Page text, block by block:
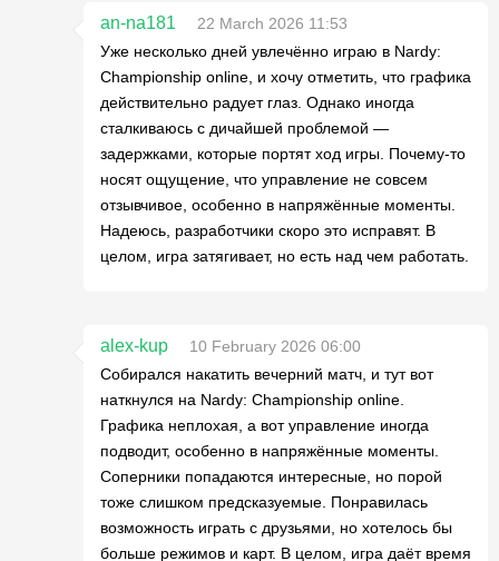
an-na181
22 March 2026 11:53
Уже несколько дней увлечённо играю в Nardy:
Championship online, и хочу отметить, что графика
действительно радует глаз. Однако иногда
сталкиваюсь с дичайшей проблемой —
задержками, которые портят ход игры. Почему-то
носят ощущение, что управление не совсем
отзывчивое, особенно в напряжённые моменты.
Надеюсь, разработчики скоро это исправят. В
целом, игра затягивает, но есть над чем работать.
alex-kup
10 February 2026 06:00
Собирался накатить вечерний матч, и тут вот
наткнулся на Nardy: Championship online.
Графика неплохая, а вот управление иногда
подводит, особенно в напряжённые моменты.
Соперники попадаются интересные, но порой
тоже слишком предсказуемые. Понравилась
возможность играть с друзьями, но хотелось бы
больше режимов и карт. В целом, игра даёт время